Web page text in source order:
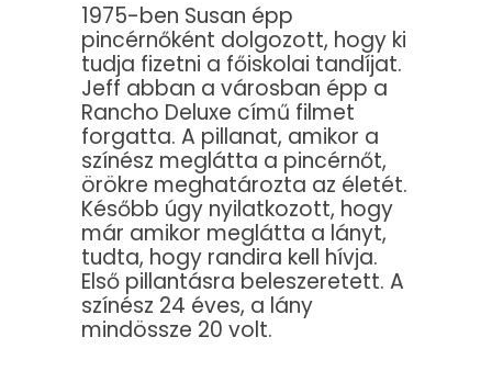
1975-ben Susan épp
pincérnőként dolgozott, hogy ki
tudja fizetni a főiskolai tandíjat.
Jeff abban a városban épp a
Rancho Deluxe című filmet
forgatta. A pillanat, amikor a
színész meglátta a pincérnőt,
örökre meghatározta az életét.
Később úgy nyilatkozott, hogy
már amikor meglátta a lányt,
tudta, hogy randira kell hívja.
Első pillantásra beleszeretett. A
színész 24 éves, a lány
mindössze 20 volt.